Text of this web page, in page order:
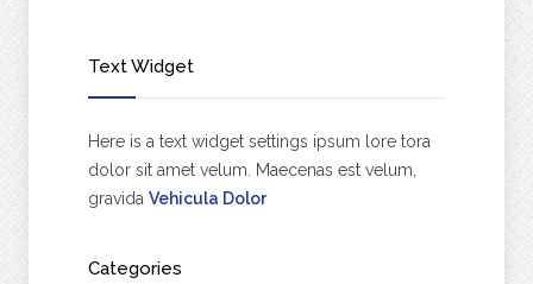
Text Widget
Here is a text widget settings ipsum lore tora
dolor sit amet velum. Maecenas est velum,
gravida Vehicula Dolor
Categories